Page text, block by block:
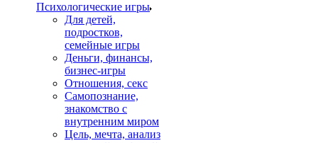
Психологические игры
Для детей,
подростков,
семейные игры
Деньги, финансы,
бизнес-игры
Отношения, секс
Самопознание,
знакомство с
внутренним миром
Цель, мечта, анализ